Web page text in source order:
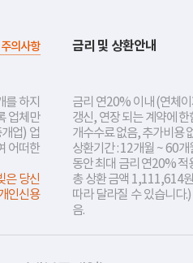
주의사항
를 하지
업체만
업) 업
어떠한
은 당신
인신용
금리 및 상환안내
금리 연20% 이내 (연체
갱신, 연장 되는 계약에
개수수료 없음, 추가비용
상환기간 : 12개월 ~ 60
동안 최대 금리 연20%
총 상환 금액 1,111,614
따라 달라질 수 있습니다
음.